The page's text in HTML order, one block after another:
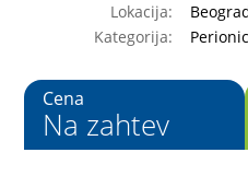
Lokacija:
Kategorija:
Cena
Na zahtev